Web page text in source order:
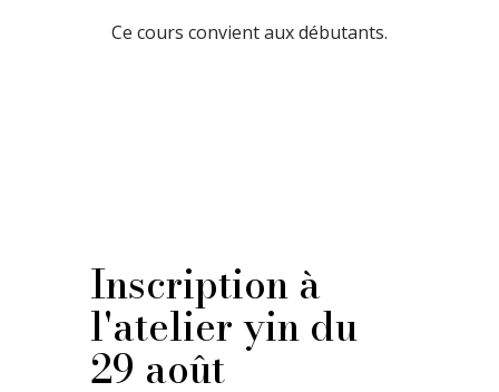
Ce cours convient aux débutants.
Inscription à
l'atelier yin du
29 août